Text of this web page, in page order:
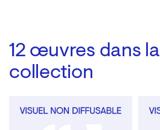
12 œuvres dans la
collection